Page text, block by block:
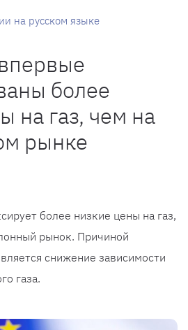
на русском языке
более
на газ, чем на
рынке
более низкие цены на газ,
рынок. Причиной
снижение зависимости
газа.